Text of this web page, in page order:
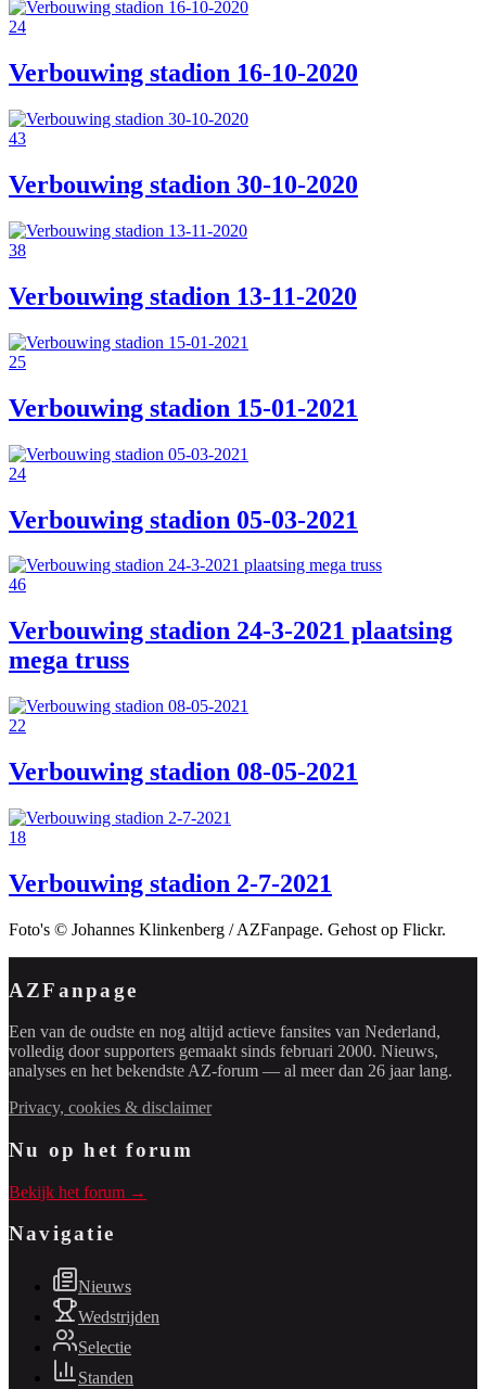
24
Verbouwing stadion 16-10-2020
43
Verbouwing stadion 30-10-2020
38
Verbouwing stadion 13-11-2020
25
Verbouwing stadion 15-01-2021
24
Verbouwing stadion 05-03-2021
46
Verbouwing stadion 24-3-2021 plaatsing
mega truss
22
Verbouwing stadion 08-05-2021
18
Verbouwing stadion 2-7-2021
Foto's © Johannes Klinkenberg / AZFanpage. Gehost op Flickr.
AZFanpage
Een van de oudste en nog altijd actieve fansites van Nederland,
volledig door supporters gemaakt sinds februari 2000. Nieuws,
analyses en het bekendste AZ-forum — al meer dan 26 jaar lang.
Privacy, cookies & disclaimer
Nu op het forum
Bekijk het forum →
Navigatie
Nieuws
Wedstrijden
Selectie
Standen